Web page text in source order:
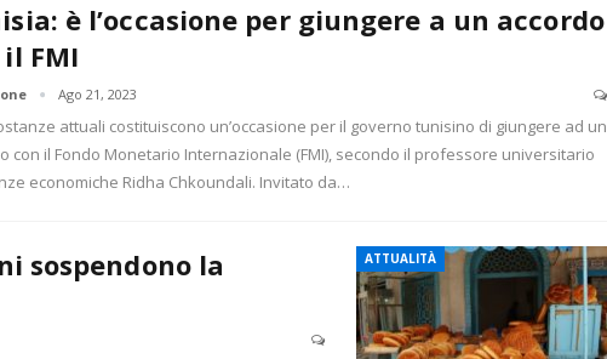
è l’occasione per giungere a un accordo
FMI
Ago 21, 2023
attuali costituiscono un’occasione per il governo tunisino di giungere ad un
con il Fondo Monetario Internazionale (FMI), secondo il professore universitario
economiche Ridha Chkoundali. Invitato da…
ATTUALITÀ
sospendono la